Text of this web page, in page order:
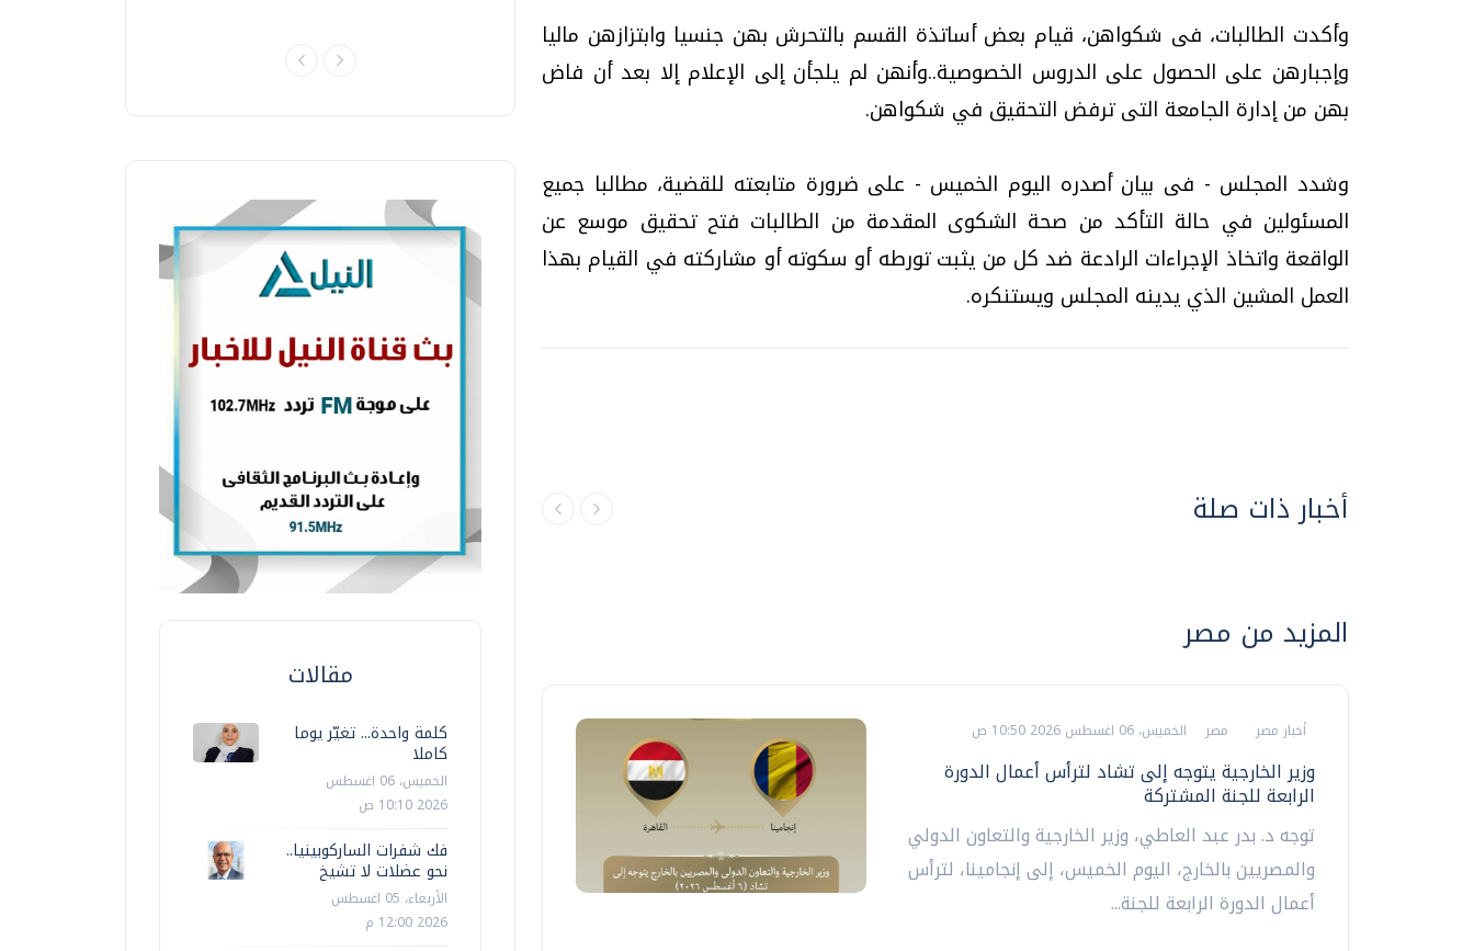
وأكدت الطالبات، فى شكواهن، قيام بعض أساتذة القسم بالتحرش بهن جنسيا وابتزازهن ماليا
وإجبارهن على الحصول على الدروس الخصوصية..وأنهن لم يلجأن إلى الإعلام إلا بعد أن فاض
بهن من إدارة الجامعة التى ترفض التحقيق في شكواهن.
وشدد المجلس - فى بيان أصدره اليوم الخميس - على ضرورة متابعته للقضية، مطالبا جميع
المسئولين في حالة التأكد من صحة الشكوى المقدمة من الطالبات فتح تحقيق موسع عن
الواقعة واتخاذ الإجراءات الرادعة ضد كل من يثبت تورطه أو سكوته أو مشاركته في القيام بهذا
العمل المشين الذي يدينه المجلس ويستنكره.
أخبار ذات صلة
المزيد من مصر
أخبار مصر مصر الخميس، 06 اغسطس 2026 10:50 ص
وزير الخارجية يتوجه إلى تشاد لترأس أعمال الدورة
الرابعة للجنة المشتركة
توجه د. بدر عبد العاطي، وزير الخارجية والتعاون الدولي
والمصريين بالخارج، اليوم الخميس، إلى إنجامينا، لترأس
أعمال الدورة الرابعة للجنة...
مقالات
كلمة واحدة... تغيّر يوما
كاملا
الخميس، 06 اغسطس
2026 10:10 ص
فك شفرات الساركوبينيا..
نحو عضلات لا تشيخ
الأربعاء، 05 اغسطس
2026 12:00 م